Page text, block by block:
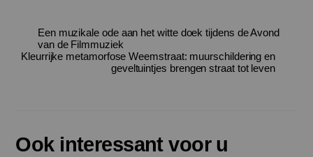
Een muzikale ode aan het witte doek tijdens de Avond
van de Filmmuziek
Kleurrijke metamorfose Weemstraat: muurschildering en
geveltuintjes brengen straat tot leven
Ook interessant voor u